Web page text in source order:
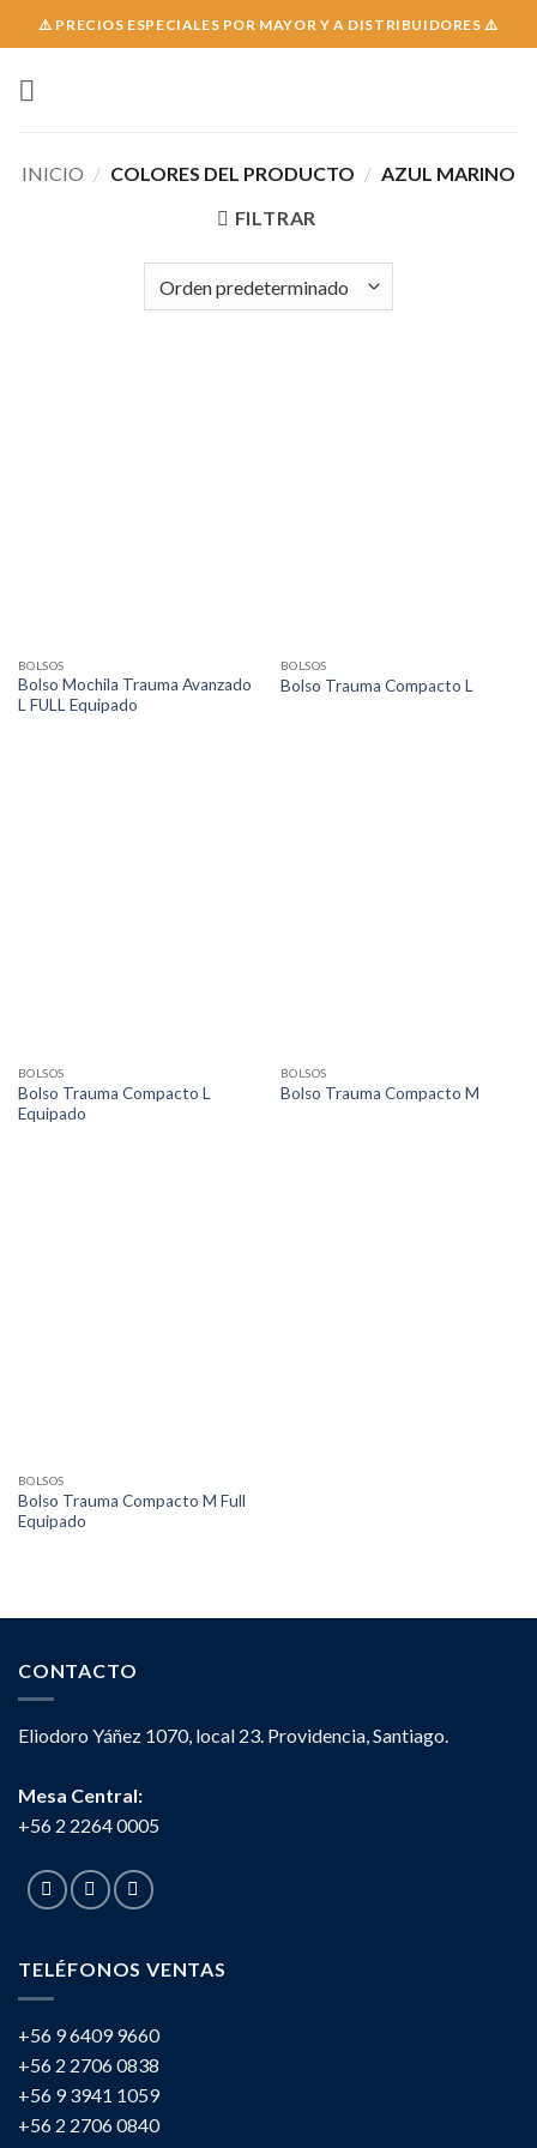
to
⚠️ PRECIOS ESPECIALES POR MAYOR Y A DISTRIBUIDORES ⚠️
INICIO / COLORES DEL PRODUCTO / AZUL MARINO
FILTRAR
BOLSOS
Bolso Mochila Trauma Avanzado
L FULL Equipado
BOLSOS
Bolso Trauma Compacto L
BOLSOS
Bolso Trauma Compacto L
Equipado
BOLSOS
Bolso Trauma Compacto M
BOLSOS
Bolso Trauma Compacto M Full
Equipado
CONTACTO
Eliodoro Yáñez 1070, local 23. Providencia, Santiago.
Mesa Central:
+56 2 2264 0005
TELÉFONOS VENTAS
+56 9 6409 9660
+56 2 2706 0838
+56 9 3941 1059
+56 2 2706 0840